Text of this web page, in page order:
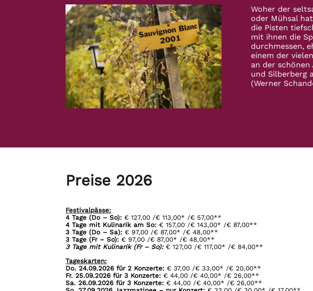
Woher der
oder Mühsal
die Pisten
mit ihnen die
durchmessen,
einem der
an der schönen
und Silberberg
(Werner
Preise 2026
Festivalpässe:
4 Tage (Do – So): € 127,00 /€ 113,00* /€ 57,00**
4 Tage mit Kulinarik am So: € 157,00 /€ 143,00* /€ 87,00**
3 Tage (Do – Sa): € 97,00 /€ 87,00* /€ 48,00**
3 Tage (Fr – So): € 97,00 /€ 87,00* /€ 48,00**
3 Tage mit Kulinarik (Fr – So):€ 127,00 /€ 117,00* /€ 84,00**
Tageskarten:
Do. 24.09.2026 für 2 Konzerte: € 37,00 /€ 33,00* /€ 20,00**
Fr. 25.09.2026 für 3 Konzerte: € 44,00 /€ 40,00* /€ 26,00**
Sa. 26.09.2026 für 3 Konzerte: € 44,00 /€ 40,00* /€ 26,00**